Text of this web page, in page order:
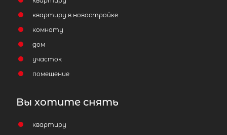
квартиру в новостройке
комнату
дом
участок
помещение
Вы хотите снять
квартиру